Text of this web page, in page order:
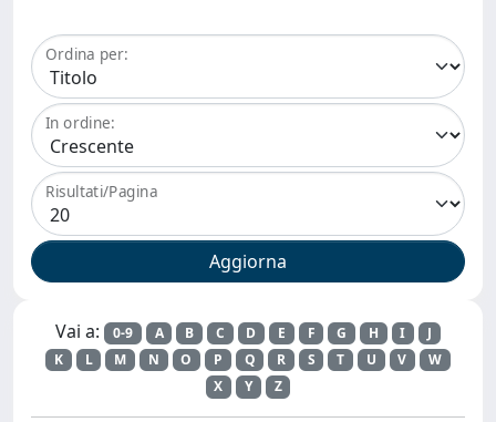
Ordina per:
In ordine:
Risultati/Pagina
Vai a: 0-9 A B C D E F G H I
J
K
L M N O P Q R S T U V
W
X
Y Z